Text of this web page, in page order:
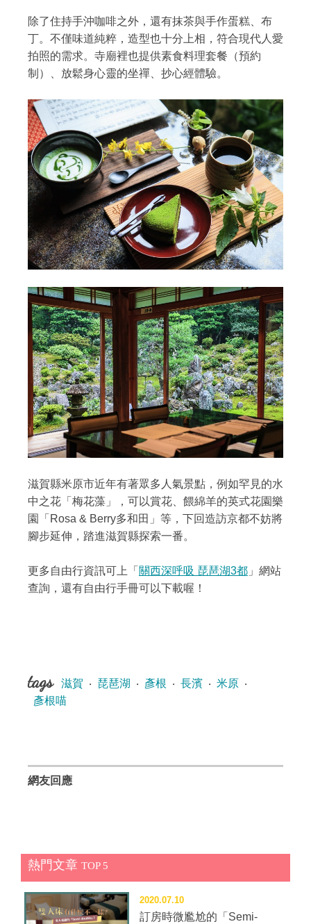
除了住持手沖咖啡之外，還有抹茶與手作蛋糕、布
丁。不僅味道純粹，造型也十分上相，符合現代人愛
拍照的需求。寺廟裡也提供素食料理套餐（預約
制）、放鬆身心靈的坐禪、抄心經體驗。
滋賀縣米原市近年有著眾多人氣景點，例如罕見的水
中之花「梅花藻」，可以賞花、餵綿羊的英式花園樂
園「Rosa & Berry多和田」等，下回造訪京都不妨將
腳步延伸，踏進滋賀縣探索一番。
更多自由行資訊可上「 關西深呼吸 琵琶湖3都 」網站
查詢，還有自由行手冊可以下載喔！
tags 滋賀 ‧ 琵琶湖 ‧ 彥根 ‧ 長濱 ‧ 米原 ‧
彥根喵
網友回應
熱門文章 TOP 5
2020.07.10
訂房時微尷尬的「Semi-